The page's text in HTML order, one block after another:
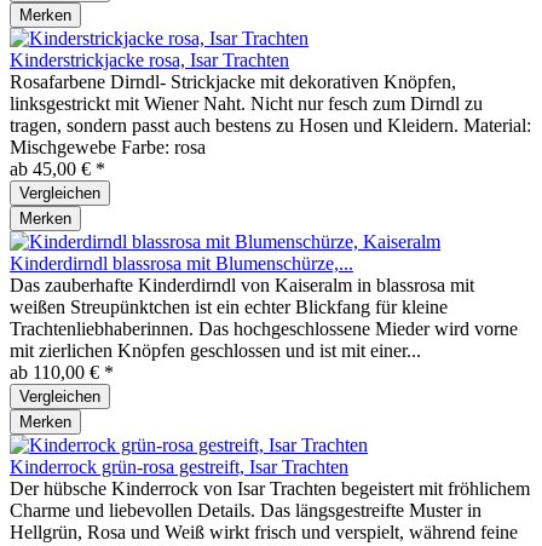
Merken
Kinderstrickjacke rosa, Isar Trachten
Rosafarbene Dirndl- Strickjacke mit dekorativen Knöpfen,
linksgestrickt mit Wiener Naht. Nicht nur fesch zum Dirndl zu
tragen, sondern passt auch bestens zu Hosen und Kleidern. Material:
Mischgewebe Farbe: rosa
ab 45,00 € *
Vergleichen
Merken
Kinderdirndl blassrosa mit Blumenschürze,...
Das zauberhafte Kinderdirndl von Kaiseralm in blassrosa mit
weißen Streupünktchen ist ein echter Blickfang für kleine
Trachtenliebhaberinnen. Das hochgeschlossene Mieder wird vorne
mit zierlichen Knöpfen geschlossen und ist mit einer...
ab 110,00 € *
Vergleichen
Merken
Kinderrock grün-rosa gestreift, Isar Trachten
Der hübsche Kinderrock von Isar Trachten begeistert mit fröhlichem
Charme und liebevollen Details. Das längsgestreifte Muster in
Hellgrün, Rosa und Weiß wirkt frisch und verspielt, während feine